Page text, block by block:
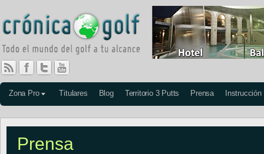
Zona Pro Titulares Blog Territorio 3 Putts Prensa Instrucción
Prensa